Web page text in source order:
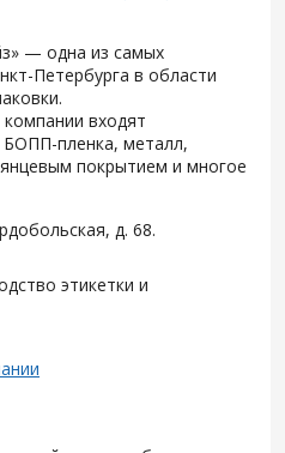
— одна из самых
Петербурга в области
входят
БОПП-пленка, металл,
покрытием и многое
д. 68.
этикетки и